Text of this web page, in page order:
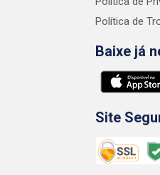
Política de
Baixe já
Site